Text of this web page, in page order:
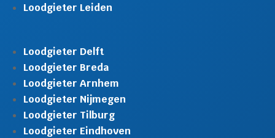
Loodgieter Leiden
Loodgieter Delft
Loodgieter Breda
Loodgieter Arnhem
Loodgieter Nijmegen
Loodgieter Tilburg
Loodgieter Eindhoven